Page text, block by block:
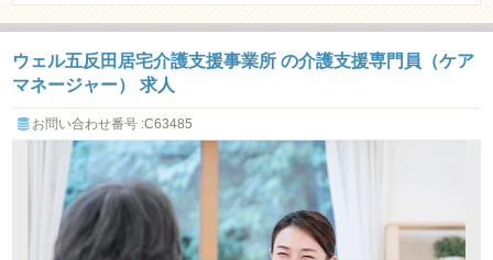
ウェル五反田居宅介護支援事業所 の介護支援専門員（ケア
マネージャー） 求人
お問い合わせ番号 :C63485